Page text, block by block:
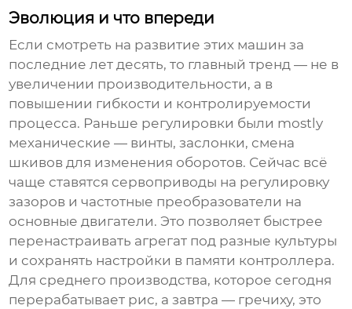
Эволюция и что впереди
Если смотреть на развитие этих машин за
последние лет десять, то главный тренд — не в
увеличении производительности, а в
повышении гибкости и контролируемости
процесса. Раньше регулировки были mostly
механические — винты, заслонки, смена
шкивов для изменения оборотов. Сейчас всё
чаще ставятся сервоприводы на регулировку
зазоров и частотные преобразователи на
основные двигатели. Это позволяет быстрее
перенастраивать агрегат под разные культуры
и сохранять настройки в памяти контроллера.
Для среднего производства, которое сегодня
перерабатывает рис, а завтра — гречиху, это